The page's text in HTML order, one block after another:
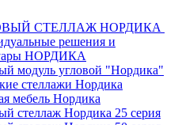
СТЕЛЛАЖ НОРДИКА
решения и
НОРДИКА
модуль угловой "Нордика"
стеллажи Нордика
мебель Нордика
стеллаж Нордика 25 серия